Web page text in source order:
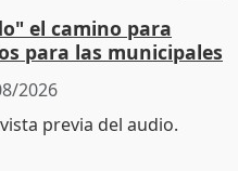
el camino para
para las municipales
2026